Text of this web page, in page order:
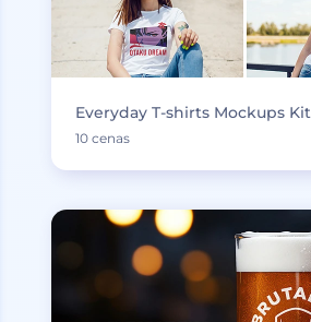
Everyday T-shirts Mockups Kit
10 cenas